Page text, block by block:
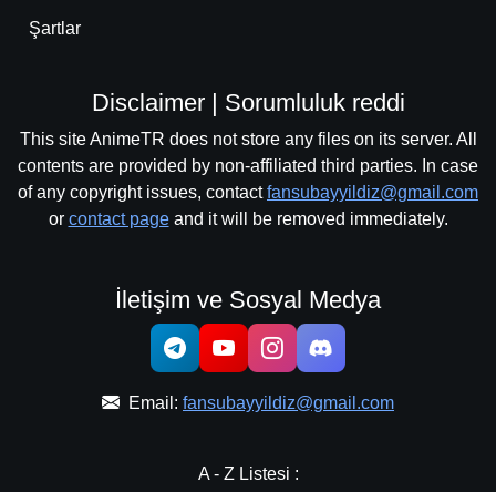
Şartlar
Disclaimer | Sorumluluk reddi
This site AnimeTR does not store any files on its server. All
contents are provided by non-affiliated third parties. In case
of any copyright issues, contactfansubayyildiz@gmail.com
or contact pageand it will be removed immediately.
İletişim ve Sosyal Medya
Email: fansubayyildiz@gmail.com
A - Z Listesi :